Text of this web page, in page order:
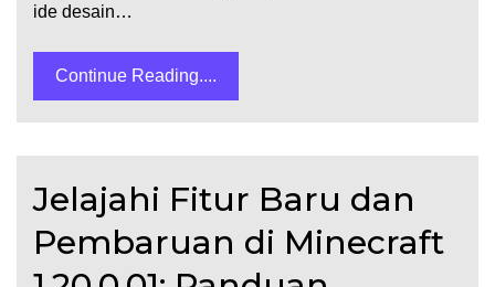
ide desain…
Continue Reading....
Jelajahi Fitur Baru dan
Pembaruan di Minecraft